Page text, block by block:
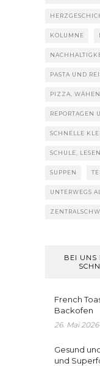
KOLUMNE
PASTA UND
PIZZA,
REPORTAGEN
SCHNELLE
SCHULE,
SUPPEN
UNTERWEGS
BEI UNS
French
Backofen
26. Mai 2026
Gesund
und